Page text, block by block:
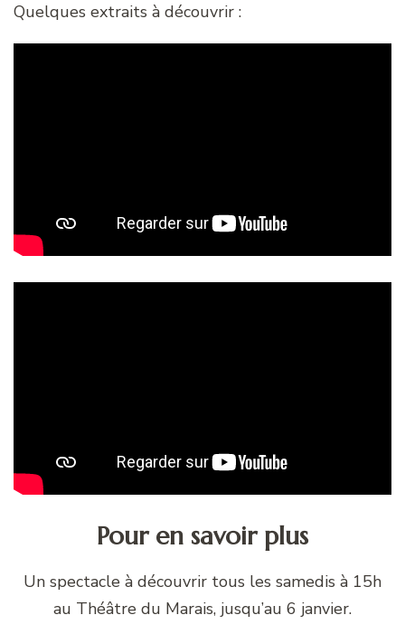
Quelques extraits à découvrir :
Pour en savoir plus
Un spectacle à découvrir tous les samedis à 15h
au Théâtre du Marais, jusqu’au 6 janvier.